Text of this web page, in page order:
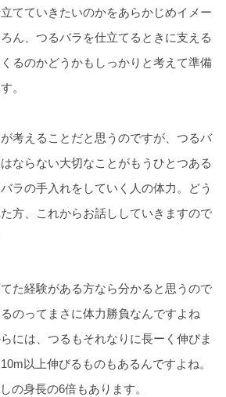
てていきたいのかをあらかじめイメー
ん、つるバラを仕立てるときに支える
るのかどうかもしっかりと考えて準備
。
考えることだと思うのですが、つるバ
ならない大切なことがもうひとつある
ラの手入れをしていく人の体力。どう
方、これからお話ししていきますので
た経験がある方なら分かると思うので
のってまさに体力勝負なんですよね
には、つるもそれなりに長ーく伸びま
以上伸びるものもあるんですよね。
の身長の6倍もあります。